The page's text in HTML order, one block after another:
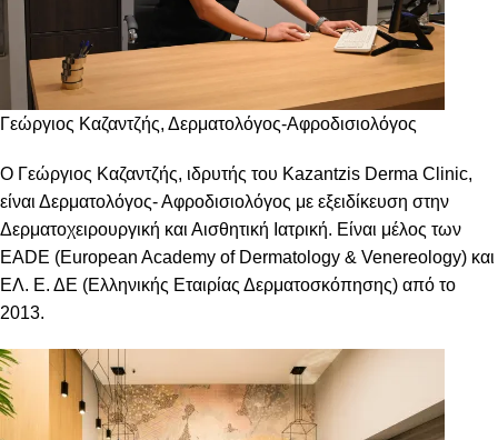
Γεώργιος Καζαντζής, Δερματολόγος-Αφροδισιολόγος
Ο Γεώργιος Καζαντζής, ιδρυτής του Kazantzis Derma Clinic,
είναι Δερματολόγος- Αφροδισιολόγος με εξειδίκευση στην
Δερματοχειρουργική και Αισθητική Ιατρική. Είναι μέλος των
EADE (European Academy of Dermatology & Venereology) και
ΕΛ. Ε. ΔΕ (Ελληνικής Εταιρίας Δερματοσκόπησης) από το
2013.